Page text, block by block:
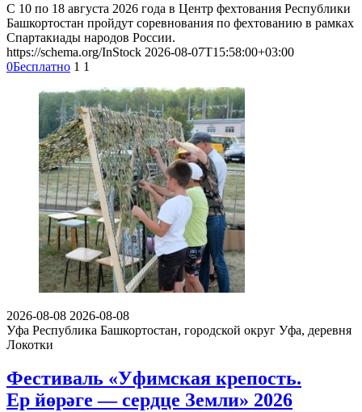
С 10 по 18 августа 2026 года в Центр фехтования Республики
Башкортостан пройдут соревнования по фехтованию в рамках
Спартакиады народов России.
https://schema.org/InStock 2026-08-07T15:58:00+03:00
0Бесплатно 1 1
2026-08-08 2026-08-08
Уфа Республика Башкортостан, городской округ Уфа, деревня
Локотки
Фестиваль «Уфимская крепость.
Ер йөрәге — сердце Земли» 2026